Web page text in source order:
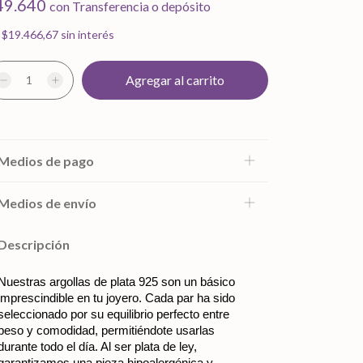
con Transferencia o depósito
$19.466,67 sin interés
de pago
de envío
argollas de plata 925 son un básico
en tu joyero. Cada par ha sido
por su equilibrio perfecto entre
y comodidad, permitiéndote usarlas
todo el día. Al ser plata de ley,